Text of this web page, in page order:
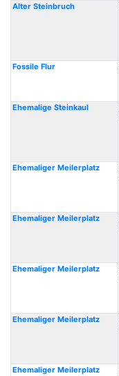
Alter Steinbruch
Fossile Flur
Ehemalige Steinkaul
Ehemaliger Meilerplatz
Ehemaliger Meilerplatz
Ehemaliger Meilerplatz
Ehemaliger Meilerplatz
Ehemaliger Meilerplatz